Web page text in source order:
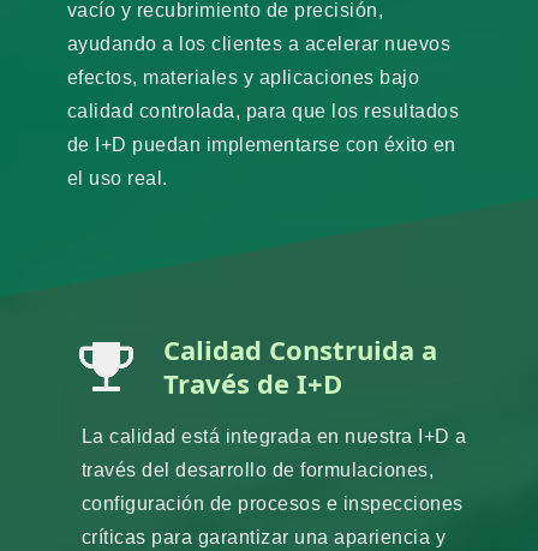
vacío y recubrimiento de precisión,
ayudando a los clientes a acelerar nuevos
efectos, materiales y aplicaciones bajo
calidad controlada, para que los resultados
de I+D puedan implementarse con éxito en
el uso real.
Calidad Construida a
Través de I+D
La calidad está integrada en nuestra I+D a
través del desarrollo de formulaciones,
configuración de procesos e inspecciones
críticas para garantizar una apariencia y